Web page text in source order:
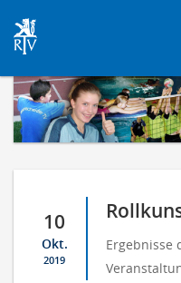
10
Okt.
2019
Ergebnisse